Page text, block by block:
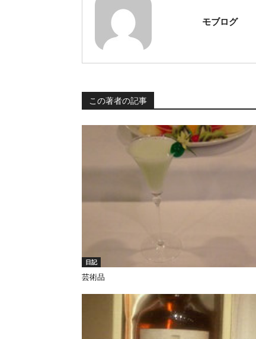
モブログ
この著者の記事
日記
芸術品